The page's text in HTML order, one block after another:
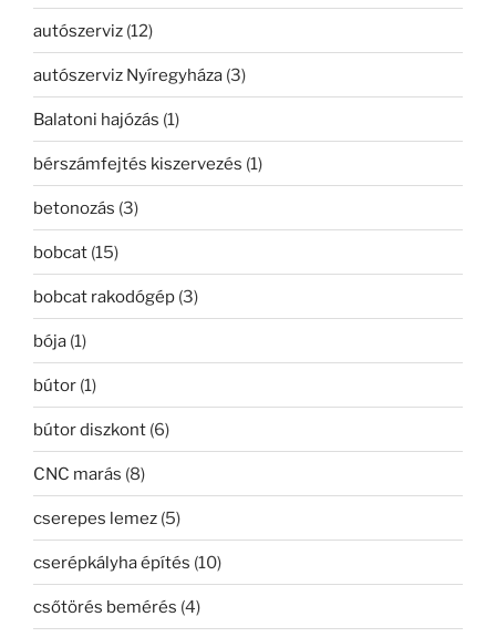
autószerviz (12)
autószerviz Nyíregyháza (3)
Balatoni hajózás (1)
bérszámfejtés kiszervezés (1)
betonozás (3)
bobcat (15)
bobcat rakodógép (3)
bója (1)
bútor (1)
bútor diszkont (6)
CNC marás (8)
cserepes lemez (5)
cserépkályha építés (10)
csőtörés bemérés (4)